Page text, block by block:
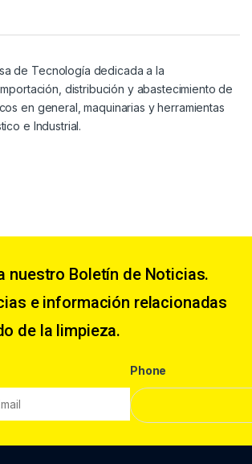
de Tecnología dedicada a la
distribución y abastecimiento de
en general, maquinarias y herramientas
e Industrial.
nuestro Boletín de Noticias.
e información relacionadas
de la limpieza.
Phone